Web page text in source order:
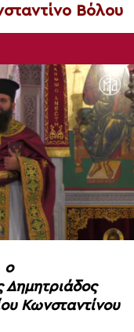
Βόλου
ο
Δημητριάδος
Κωνσταντίνου